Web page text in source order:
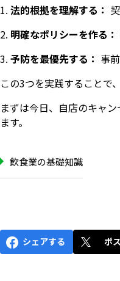
法的根拠を理解する：
明確なポリシーを作る：
予防を最優先する： 事
この3つを実践することで
まずは今日、自店のキャ
ます。
飲食業の基礎知識
シェアする ポ